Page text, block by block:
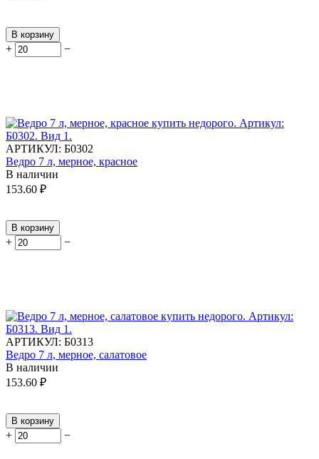
В корзину
+ −
АРТИКУЛ: Б0302
Ведро 7 л, мерное, красное
В наличии
153.60 ₽
В корзину
+ −
АРТИКУЛ: Б0313
Ведро 7 л, мерное, салатовое
В наличии
153.60 ₽
В корзину
+ −